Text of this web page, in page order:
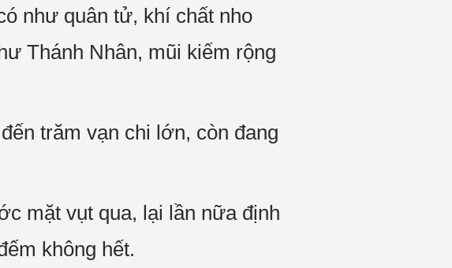
như quân tử, khí chất nho
Thánh Nhân, mũi kiếm rộng
trăm vạn chi lớn, còn đang
mặt vụt qua, lại lần nữa định
không hết.